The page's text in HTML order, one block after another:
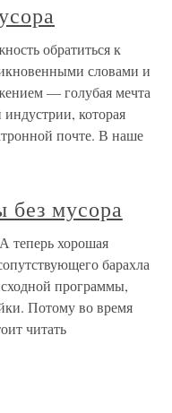
обратиться к
словами и
— голубая мечта
которая
почте. В наше
без мусора
теперь хорошая
барахла
программы,
Потому во время
читать